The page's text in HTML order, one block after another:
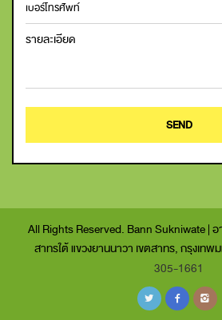
SEND
All Rights Reserved. Bann Sukniwate | อ
สาทรใต้ แขวงยานนาวา เขตสาทร, กรุงเท
305-1661